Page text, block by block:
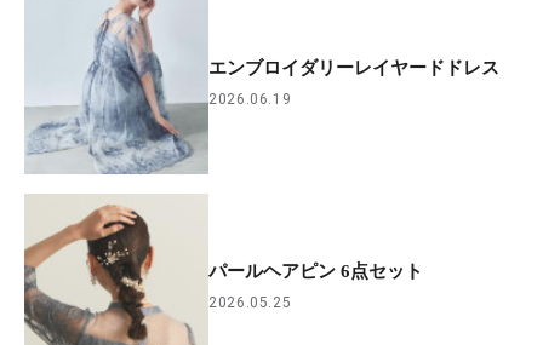
エンブロイダリーレイヤードドレス
2026.06.19
パールヘアピン 6点セット
2026.05.25